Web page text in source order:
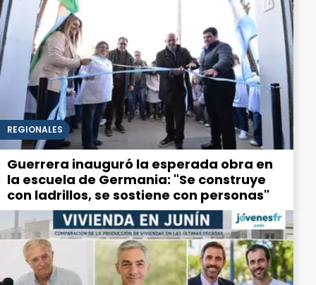
REGIONALES
Guerrera inauguró la esperada obra en
la escuela de Germania: "Se construye
con ladrillos, se sostiene con personas"